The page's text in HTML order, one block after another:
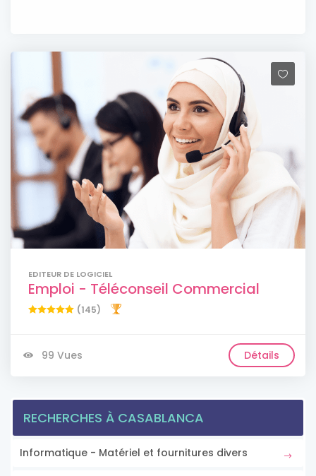
EDITEUR DE LOGICIEL
Emploi - Téléconseil Commercial
(145)
99 Vues Détails
RECHERCHES À CASABLANCA
Informatique - Matériel et fournitures divers